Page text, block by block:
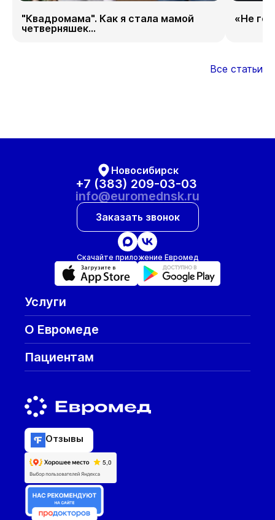
"Квадромама". Как я стала мамой
четверняшек...
«Не
Все статьи
Новосибирск
+7 (383) 209-03-03
info@euromednsk.ru
Заказать звонок
Скачайте приложение Евромед
Услуги
О Евромеде
Пациентам
Отзывы